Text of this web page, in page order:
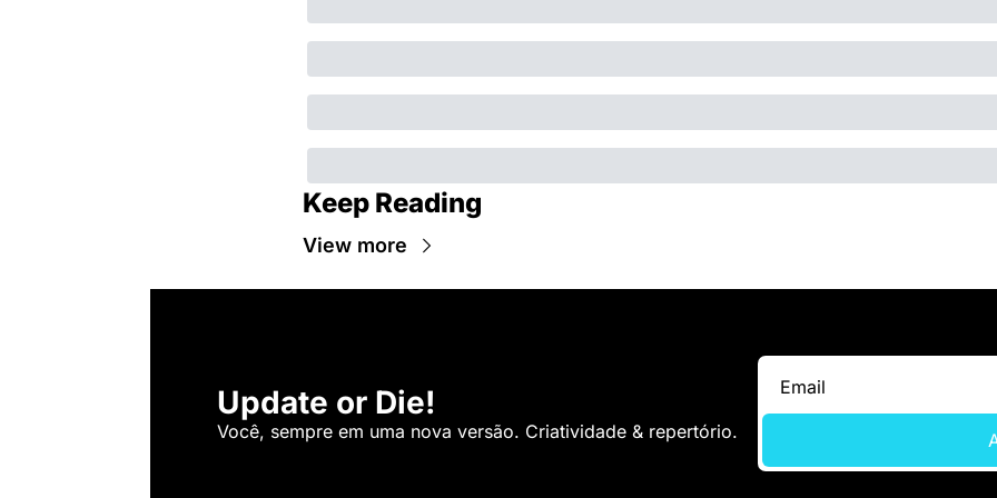
Keep Reading
View more
Update or Die!
Você, sempre em uma nova versão. Criatividade & repertório.